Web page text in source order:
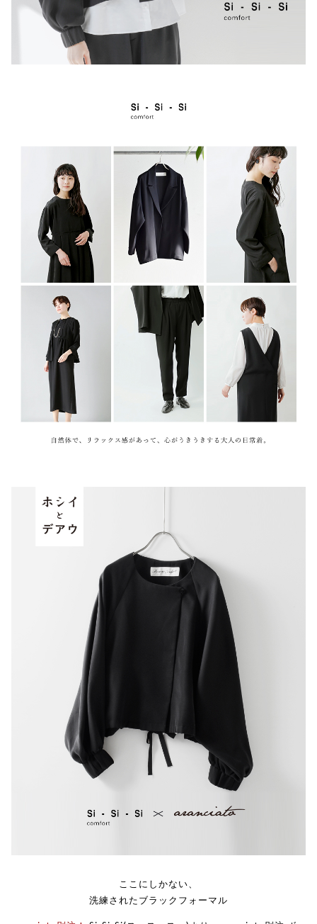
ここにしかない、
洗練されたブラックフォーマル